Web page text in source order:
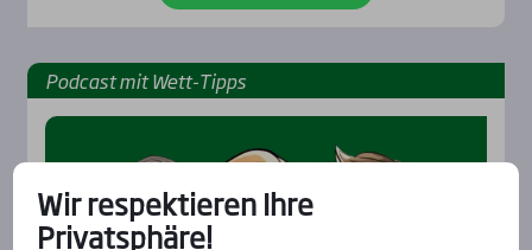
Pod­cast mit Wett-Tipps
Wir respektieren Ihre
Privatsphäre!